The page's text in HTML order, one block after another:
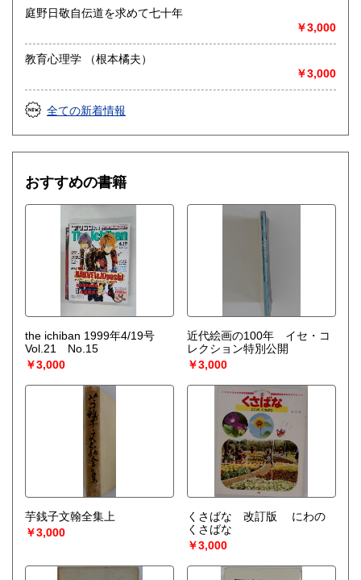
庭野日敬自伝道を求めて七十年
￥3,000
教育心理学 （根本橘夫）
￥3,000
全ての新着情報
おすすめの書籍
the ichiban 1999年4/19号
Vol.21 No.15
￥3,000
近代絵画の100年 イセ・コ
レクション特別公開
￥3,000
芋銭子文翰全集上
￥3,000
くさばな 改訂版 にわの
くさばな
￥3,000